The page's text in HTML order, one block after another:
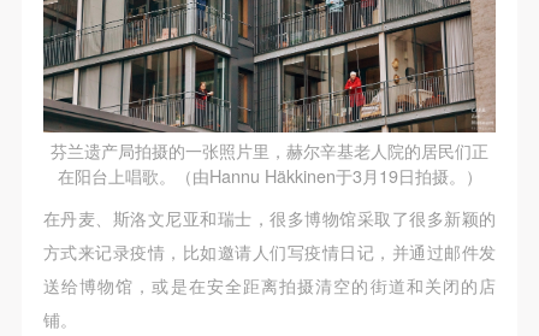
芬兰遗产局拍摄的一张照片里，赫尔辛基老人院的居民们正
在阳台上唱歌。（由Hannu Häkkinen于3月19日拍摄。）
在丹麦、斯洛文尼亚和瑞士，很多博物馆采取了很多新颖的
方式来记录疫情，比如邀请人们写疫情日记，并通过邮件发
送给博物馆，或是在安全距离拍摄清空的街道和关闭的店
铺。
律、法规，必须遵循道德和社会公德规范，并应该具
备以人为本、团结友爱、互相帮助和助人为乐的良好
品质。
第三条
参加本次活动人员应该是成年人（具有完全民事行为
能力的人，18周岁以上）未成年人必须在成年人的陪
同下参观。
第四条
参加活动者在此次活动期间的人身安全责任自负。鼓
励参加者自行购买人身安全保险。活动中一旦出现事
律、法规，必须遵循道德和社会公德规范，并应该具
备以人为本、团结友爱、互相帮助和助人为乐的良好
品质。
第三条
参加本次活动人员应该是成年人（具有完全民事行为
能力的人，18周岁以上）未成年人必须在成年人的陪
同下参观。
第四条
参加活动者在此次活动期间的人身安全责任自负。鼓
励参加者自行购买人身安全保险。活动中一旦出现事
律、法规，必须遵循道德和社会公德规范，并应该具
备以人为本、团结友爱、互相帮助和助人为乐的良好
品质。
第三条
参加本次活动人员应该是成年人（具有完全民事行为
能力的人，18周岁以上）未成年人必须在成年人的陪
同下参观。
第四条
参加活动者在此次活动期间的人身安全责任自负。鼓
励参加者自行购买人身安全保险。活动中一旦出现事
快捷登录 帐号密码登录
手机号码
发送验证码
手机号码将作为您的登录账号